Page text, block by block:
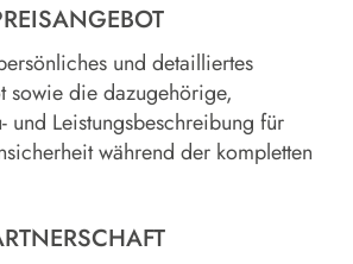
und detailliertes
sowie die dazugehörige,
und Leistungsbeschreibung für
während der kompletten